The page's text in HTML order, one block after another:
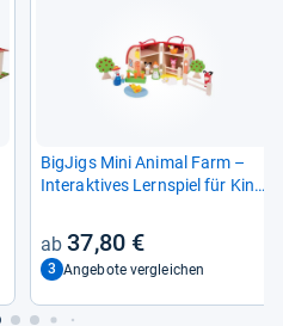
Big­Jigs Mini Ani­mal Farm –
Inter­ak­ti­ves Lern­spiel für Kin­
37,80 €
3 Angebote vergleichen